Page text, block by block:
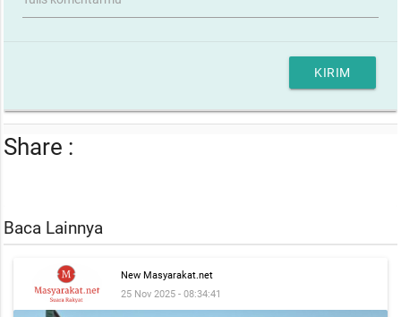
KIRIM
Share :
Baca Lainnya
New Masyarakat.net
25 Nov 2025 - 08:34:41